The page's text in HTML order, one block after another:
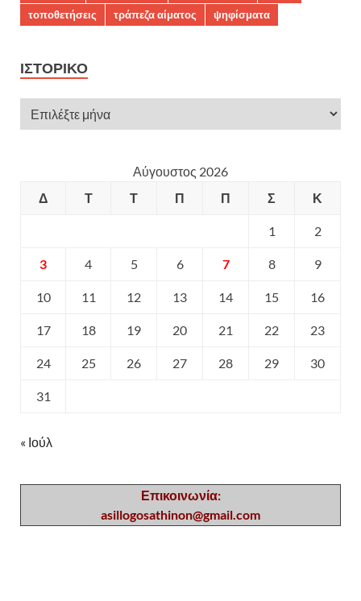
τοποθετήσεις
τράπεζα αίματος ψηφίσματα
ΙΣΤΟΡΙΚΌ
Αύγουστος 2026
Δ
Τ Τ Π Π Σ Κ
1 2
3 4 5 6 7 8 9
10 11 12 13 14 15 16
17 18 19 20 21 22 23
24 25 26 27 28 29 30
31
« Ιούλ
Επικοινωνία:
asillogosathinon@gmail.com